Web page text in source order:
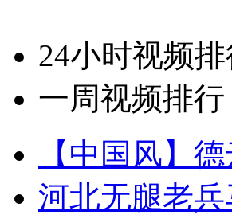
24小时视频
一周视频排行
【中国风】
河北无腿老